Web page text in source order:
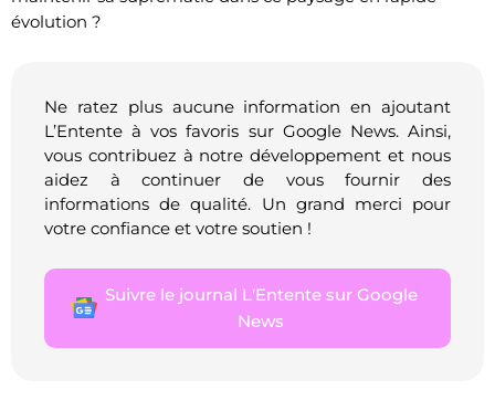
évolution ?
Ne ratez plus aucune information en ajoutant
L’Entente à vos favoris sur Google News. Ainsi,
vous contribuez à notre développement et nous
aidez à continuer de vous fournir des
informations de qualité. Un grand merci pour
votre confiance et votre soutien !
Suivre le journal L'Entente sur Google
News